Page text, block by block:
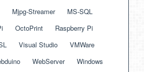
Mjpg-Streamer
MS-SQL
OctoPrint
Raspberry Pi
Visual Studio
VMWare
WebServer
Windows